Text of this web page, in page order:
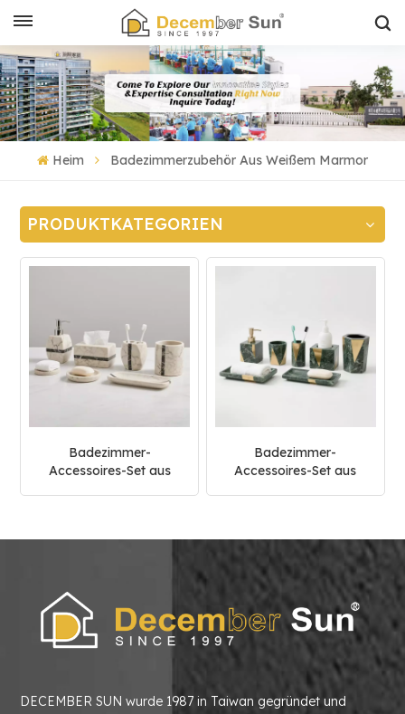
Heim Badezimmerzubehör Aus Weißem Marmor
PRODUKTKATEGORIEN
Badezimmer-
Accessoires-Set aus
Badezimmer-
Accessoires-Set aus
DECEMBER SUN wurde 1987 in Taiwan gegründet und